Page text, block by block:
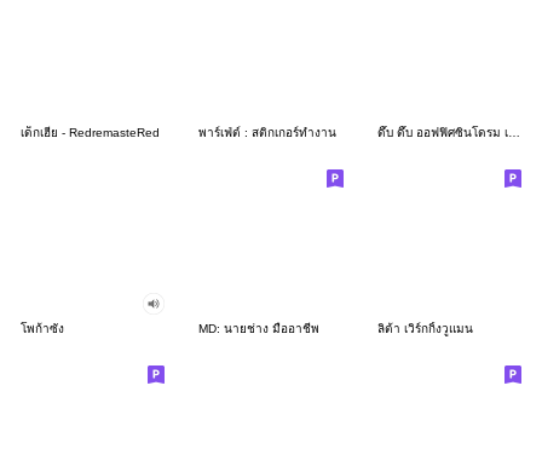
เด็กเฮีย - RedremasteRed พาร์เฟ่ต์ : สติกเกอร์ทำงาน ดึ๊บ ดึ๊บ ออฟฟิศซินโดรม เจ็ด
โพก้าซัง MD: นายช่าง มืออาชีพ ลิต้า เวิร์กกิ้งวูแมน